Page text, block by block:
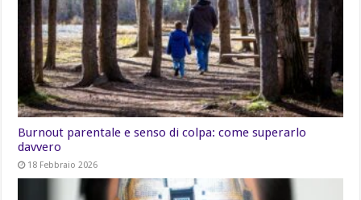
Burnout parentale e senso di colpa: come superarlo
davvero
18 Febbraio 2026